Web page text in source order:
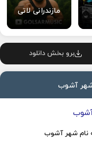
مازندرانی لاتی
برو بخش دانلود
شهر آشوب